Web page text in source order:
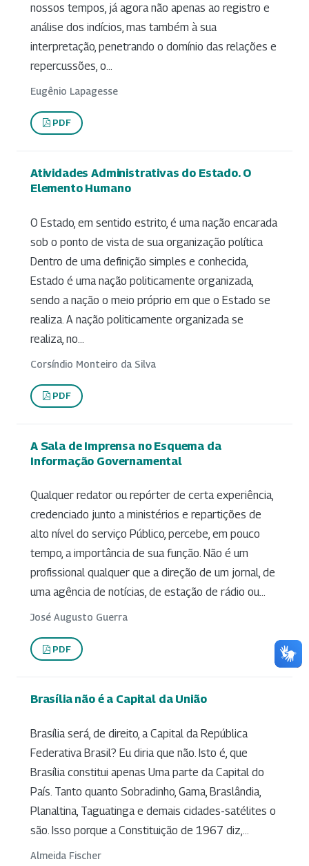
nossos tempos, já agora não apenas ao registro e
análise dos indícios, mas também à sua
interpretação, penetrando o domínio das relações e
repercussões, o...
Eugênio Lapagesse
PDF
Atividades Administrativas do Estado. O
Elemento Humano
O Estado, em sentido estrito, é uma nação encarada
sob o ponto de vista de sua organização política
Dentro de uma definição simples e conhecida,
Estado é uma nação politicamente organizada,
sendo a nação o meio próprio em que o Estado se
realiza. A nação politicamente organizada se
realiza, no...
Corsíndio Monteiro da Silva
PDF
A Sala de Imprensa no Esquema da
Informação Governamental
Qualquer redator ou repórter de certa experiência,
credenciado junto a ministérios e repartições de
alto nível do serviço Público, percebe, em pouco
tempo, a importância de sua função. Não é um
profissional qualquer que a direção de um jornal, de
uma agência de notícias, de estação de rádio ou...
José Augusto Guerra
PDF
Brasília não é a Capital da União
Brasília será, de direito, a Capital da República
Federativa Brasil? Eu diria que não. Isto é, que
Brasília constitui apenas Uma parte da Capital do
País. Tanto quanto Sobradinho, Gama, Braslândia,
Planaltina, Taguatinga e demais cidades-satélites o
são. Isso porque a Constituição de 1967 diz,...
Almeida Fischer